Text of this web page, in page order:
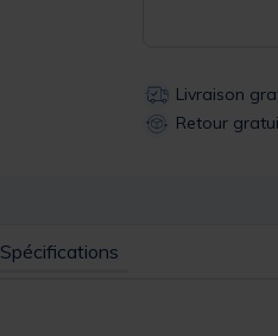
Livraison
Retour
Spécifications